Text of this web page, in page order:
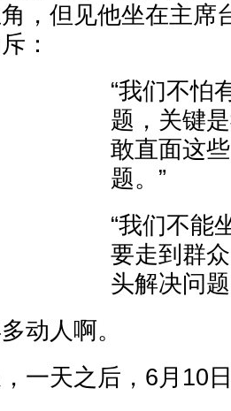
，但见他坐在主席
：
“我们不怕
题，关键
敢直面这
题。”
“我们不能
要走到群
头解决问
动人啊。
一天之后，6月10